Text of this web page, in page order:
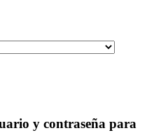
y contraseña para